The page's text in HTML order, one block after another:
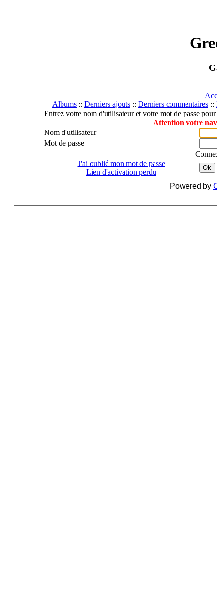
Albums :: Derniers ajouts :: Derniers commentaires ::
Entrez votre nom d'utilisateur et votre mot de passe
Attention votre
Nom d'utilisateur
Mot de passe
J'ai oublié mon mot de passe
Lien d'activation perdu
Ok
Powered by